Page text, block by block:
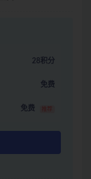
28积分
免费
免费 推荐